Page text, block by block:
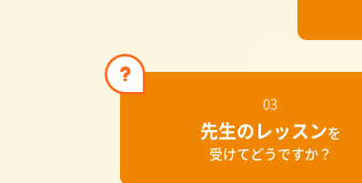
03
先生のレッスンを
受けてどうですか？